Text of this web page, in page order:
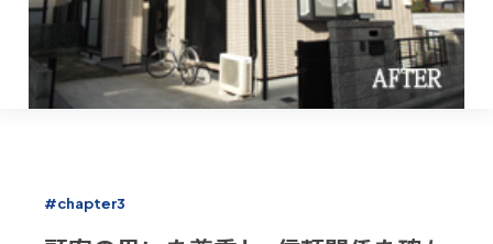
#chapter3